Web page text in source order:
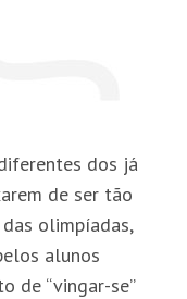
dos já
de ser tão
olimpíadas,
alunos
de “vingar-se”